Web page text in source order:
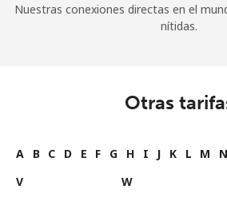
Nuestras conexiones directas en el
nítidas.
Otras
A B C D E F G H I J K L M N
V
W